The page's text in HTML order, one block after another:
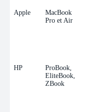
Apple
MacBook
Pro et Air
HP
ProBook,
EliteBook,
ZBook